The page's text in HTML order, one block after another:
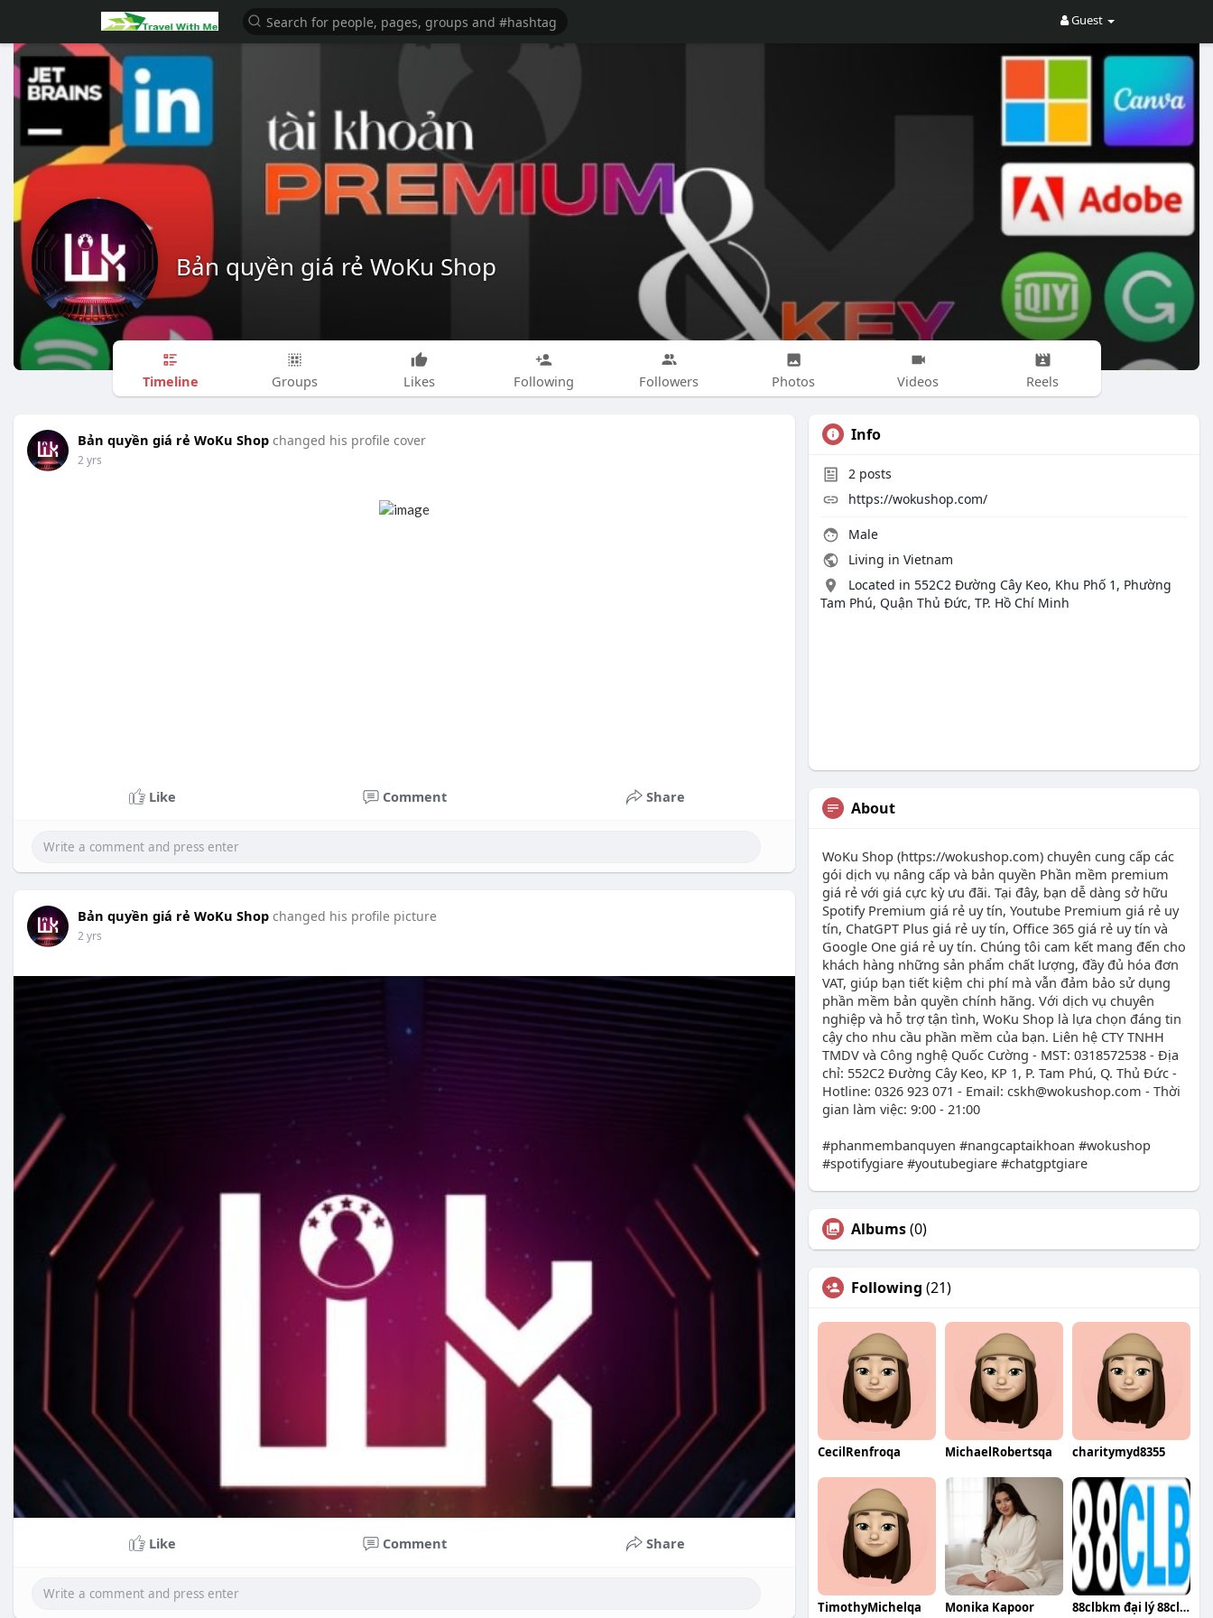
Guest
Bản quyền giá rẻ WoKu Shop
Timeline Groups Likes Following Followers Photos Videos Reels
Bản quyền giá rẻ WoKu Shop changed his profile cover
2 yrs
Like Comment Share
Bản quyền giá rẻ WoKu Shop changed his profile picture
2 yrs
Like Comment Share
Info
2 posts
https://wokushop.com/
Male
Living in Vietnam
Located in 552C2 Đường Cây Keo, Khu Phố 1, Phường
Tam Phú, Quận Thủ Đức, TP. Hồ Chí Minh
About
WoKu Shop (https://wokushop.com) chuyên cung cấp các
gói dịch vụ nâng cấp và bản quyền Phần mềm premium
giá rẻ với giá cực kỳ ưu đãi. Tại đây, bạn dễ dàng sở hữu
Spotify Premium giá rẻ uy tín, Youtube Premium giá rẻ uy
tín, ChatGPT Plus giá rẻ uy tín, Office 365 giá rẻ uy tín và
Google One giá rẻ uy tín. Chúng tôi cam kết mang đến cho
khách hàng những sản phẩm chất lượng, đầy đủ hóa đơn
VAT, giúp bạn tiết kiệm chi phí mà vẫn đảm bảo sử dụng
phần mềm bản quyền chính hãng. Với dịch vụ chuyên
nghiệp và hỗ trợ tận tình, WoKu Shop là lựa chọn đáng tin
cậy cho nhu cầu phần mềm của bạn. Liên hệ CTY TNHH
TMDV và Công nghệ Quốc Cường - MST: 0318572538 - Địa
chỉ: 552C2 Đường Cây Keo, KP 1, P. Tam Phú, Q. Thủ Đức -
Hotline: 0326 923 071 - Email: cskh@wokushop.com - Thời
gian làm việc: 9:00 - 21:00
#phanmembanquyen #nangcaptaikhoan #wokushop
#spotifygiare #youtubegiare #chatgptgiare
Albums(0)
Following (21)
CecilRenfroqa MichaelRobertsqa charitymyd8355
TimothyMichelqa Monika Kapoor 88clbkm đại lý 88clb tại việt nam